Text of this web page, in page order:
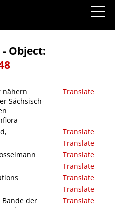
thüringischen Braunkohlenflora
Object:
nähern
Sächsisch-
Translate
Translate
Translate
Translate
Translate
Translate
Translate
Bande der
Translate